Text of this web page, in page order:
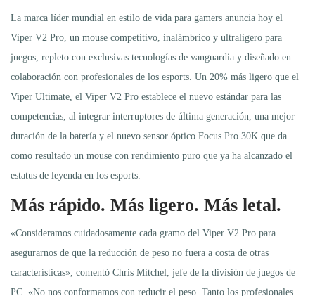
La marca líder mundial en estilo de vida para gamers anuncia hoy el
Viper V2 Pro, un mouse competitivo, inalámbrico y ultraligero para
juegos, repleto con exclusivas tecnologías de vanguardia y diseñado en
colaboración con profesionales de los esports. Un 20% más ligero que el
Viper Ultimate, el Viper V2 Pro establece el nuevo estándar para las
competencias, al integrar interruptores de última generación, una mejor
duración de la batería y el nuevo sensor óptico Focus Pro 30K que da
como resultado un mouse con rendimiento puro que ya ha alcanzado el
estatus de leyenda en los esports.
Más rápido. Más ligero. Más letal.
«Consideramos cuidadosamente cada gramo del Viper V2 Pro para
asegurarnos de que la reducción de peso no fuera a costa de otras
características», comentó Chris Mitchel, jefe de la división de juegos de
PC. «No nos conformamos con reducir el peso. Tanto los profesionales